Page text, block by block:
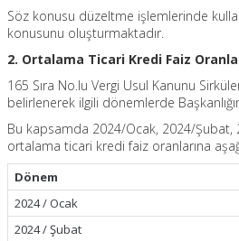
Söz konusu düzeltme işlemlerinde
konusunu oluşturmaktadır.
2. Ortalama Ticari Kredi Faiz
165 Sıra No.lu Vergi Usul Kanunu
belirlenerek ilgili dönemlerde
Bu kapsamda 2024/Ocak, 2024/Şubat,
ortalama ticari kredi faiz oranlarına
Dönem
2024 / Ocak
2024 / Şubat